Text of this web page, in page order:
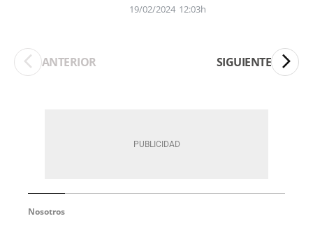
19/02/2024 12:03h
ANTERIOR SIGUIENTE
Nosotros